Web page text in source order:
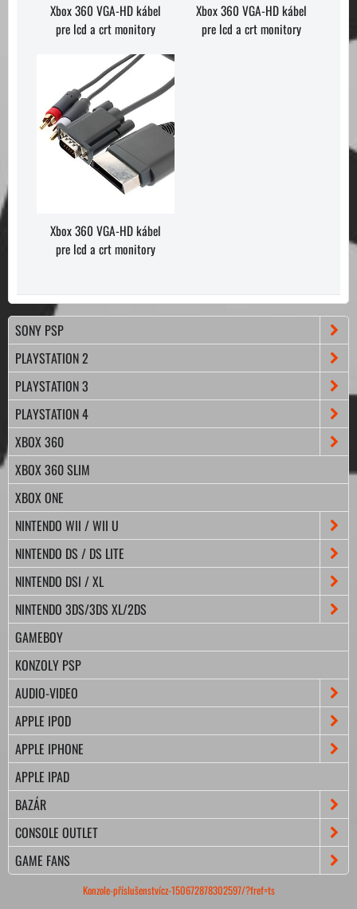
Xbox 360 VGA-HD kábel
pre lcd a crt monitory
Xbox 360 VGA-HD kábel
pre lcd a crt monitory
Xbox 360 VGA-HD kábel
pre lcd a crt monitory
SONY PSP
PLAYSTATION 2
PLAYSTATION 3
PLAYSTATION 4
XBOX 360
XBOX 360 SLIM
XBOX ONE
NINTENDO WII / WII U
NINTENDO DS / DS LITE
NINTENDO DSI / XL
NINTENDO 3DS/3DS XL/2DS
GAMEBOY
KONZOLY PSP
AUDIO-VIDEO
APPLE IPOD
APPLE IPHONE
APPLE IPAD
BAZÁR
CONSOLE OUTLET
GAME FANS
Konzole-příslušenstvícz-150672878302597/?fref=ts